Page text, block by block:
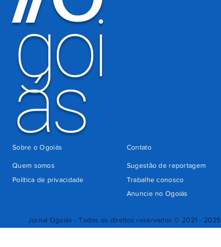
Jornal Ogoiás - Todos os direitos reservados © 2021 - 2025
goi
ás
Quem somos
Sugestão de reportagem
Trabalhe conosco
Política de privacidade
Anuncie no Ogoiás
Contato
Sobre o Ogoiás